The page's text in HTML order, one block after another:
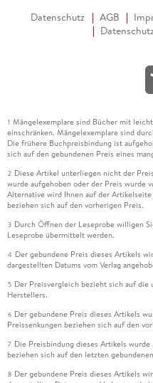
Datenschutz AGB
1 Mängelexemplare sind Bücher mit
einschränken. Mängelexemplare sind
Die frühere Buchpreisbindung ist
sich auf den gebundenen Preis eines
2 Diese Artikel unterliegen nicht der
wurde aufgehoben oder der Preis wurde
Alternative wird Ihnen auf der
beziehen sich auf den vorherigen Preis.
3 Durch Öffnen der Leseprobe willigen
Leseprobe übermittelt werden.
4 Der gebundene Preis dieses Artikels
dargestellten Datums vom Verlag
5 Der Preisvergleich bezieht sich auf
Herstellers.
6 Der gebundene Preis dieses Artikels
Preissenkungen beziehen sich auf den
7 Die Preisbindung dieses Artikels
beziehen sich auf den letzten
8 Der gebundene Preis dieses Artikels